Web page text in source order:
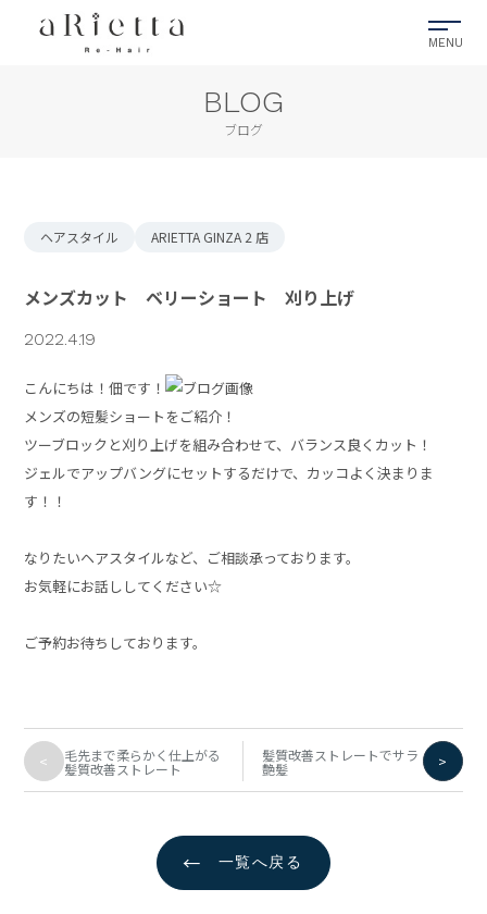
BLOG
ブログ
ヘアスタイル ARIETTA GINZA 2 店
メンズカット ベリーショート 刈り上げ
2022.4.19
こんにちは！佃です！
メンズの短髪ショートをご紹介！
ツーブロックと刈り上げを組み合わせて、バランス良くカット！
ジェルでアップバングにセットするだけで、カッコよく決まりま
す！！
なりたいヘアスタイルなど、ご相談承っております。
お気軽にお話ししてください☆
ご予約お待ちしております。
< 毛先まで柔らかく仕上がる
髪質改善ストレート
髪質改善ストレートでサラ
艶髪 >
← 一覧へ戻る